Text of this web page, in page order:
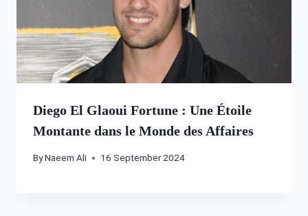
Diego El Glaoui Fortune : Une Étoile
Montante dans le Monde des Affaires
ByNaeem Ali 16 September 2024